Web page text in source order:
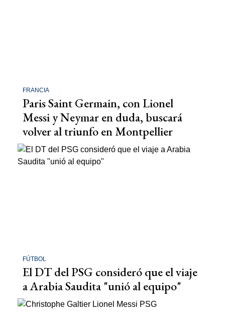
FRANCIA
Paris Saint Germain, con Lionel
Messi y Neymar en duda, buscará
volver al triunfo en Montpellier
FÚTBOL
El DT del PSG consideró que el viaje
a Arabia Saudita "unió al equipo"